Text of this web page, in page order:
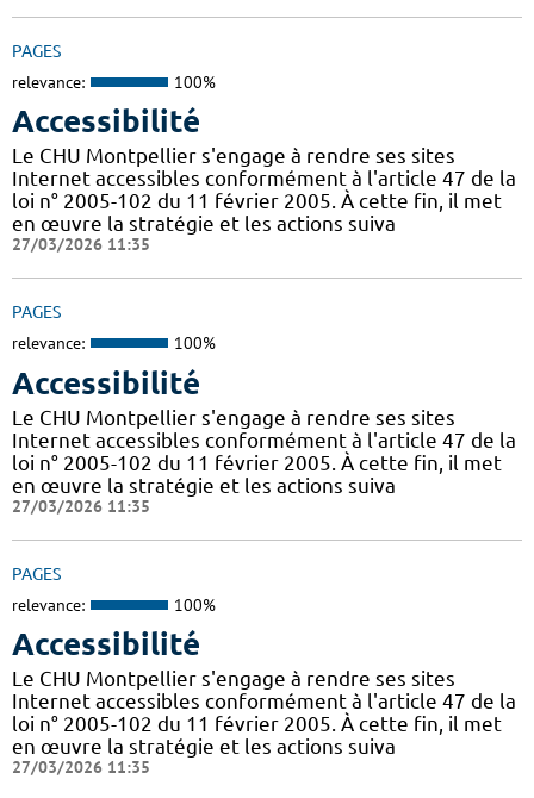
PAGES
relevance: 100%
Accessibilité
Le CHU Montpellier s'engage à rendre ses sites
Internet accessibles conformément à l'article 47 de la
loi n° 2005-102 du 11 février 2005. À cette fin, il met
en œuvre la stratégie et les actions suiva
27/03/2026 11:35
PAGES
relevance: 100%
Accessibilité
Le CHU Montpellier s'engage à rendre ses sites
Internet accessibles conformément à l'article 47 de la
loi n° 2005-102 du 11 février 2005. À cette fin, il met
en œuvre la stratégie et les actions suiva
27/03/2026 11:35
PAGES
relevance: 100%
Accessibilité
Le CHU Montpellier s'engage à rendre ses sites
Internet accessibles conformément à l'article 47 de la
loi n° 2005-102 du 11 février 2005. À cette fin, il met
en œuvre la stratégie et les actions suiva
27/03/2026 11:35